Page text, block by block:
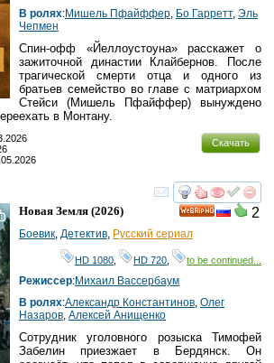
В ролях:Мишель Пфайффер, Бо Гарретт, Эль
Чепмен
Спин-офф «Йеллоустоуна» расскажет о
зажиточной династии Клайбернов. После
трагической смерти отца и одного из
братьев семейство во главе с матриархом
Стейси (Мишель Пфайффер) вынуждено
в Монтану.
Скачать
смотреть
2
Новая Земля (2026)
Боевик, Детектив, Русский сериал
HD 1080 HD 720 to be continued...
Режиссер:Михаил Вассербаум
В ролях:Александр Константинов, Олег
Назаров, Алексей Анищенко
Сотрудник уголовного розыска Тимофей
Забелин приезжает в Бердянск. Он